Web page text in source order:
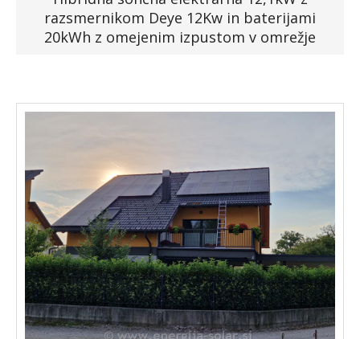
Spletna trgovina »
razsmernikom Deye 12Kw in baterijami
20kWh z omejenim izpustom v omrežje